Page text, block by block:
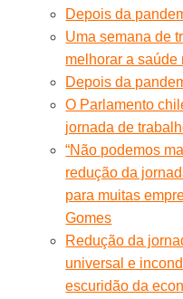
Depois da
Uma semana de
melhorar a saúde
Depois da
O Parlamento
jornada de
“Não podemos
redução da
para muitas
Gomes
Redução da
universal e
escuridão da